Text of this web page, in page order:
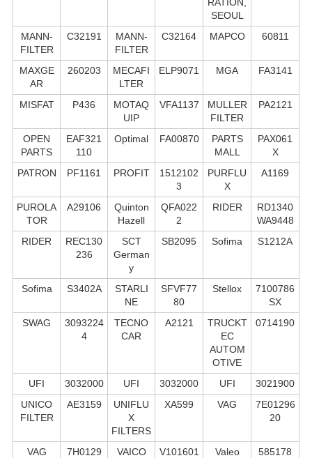
SEOUL
MANN-
FILTER
C32191
MANN-
FILTER
C32164 MAPCO 60811
MAXGE
AR
260203
MECAFI
LTER
ELP9071 MGA FA3141
MISFAT P436
MOTAQ
UIP
VFA1137
MULLER
FILTER
PA2121
OPEN
PARTS
EAF321
110
Optimal FA00870
PARTS
MALL
PAX061
X
PATRON
PF1161 PROFIT
1512102
3
PURFLU
X
A1169
PUROLA
TOR
A29106
Quinton
Hazell
QFA022
2
RIDER
RD1340
WA9448
RIDER
REC130
236
SCT
German
y
SB2095 Sofima S1212A
Sofima S3402A
STARLI
NE
SFVF77
80
Stellox
7100786
SX
SWAG
3093224
4
TECNO
CAR
A2121
TRUCKT
EC
AUTOM
OTIVE
0714190
UFI 3032000 UFI 3032000 UFI
3021900
UNICO
FILTER
AE3159
UNIFLU
X
FILTERS
XA599 VAG
7E01296
20
VAG
7H0129
VAICO V101601 Valeo 585178